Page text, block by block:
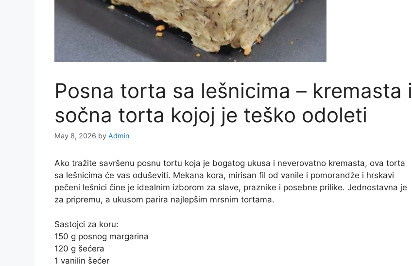
Posna torta sa lešnicima – kremasta i
sočna torta kojoj je teško odoleti
May 8, 2026 by Admin
Ako tražite savršenu posnu tortu koja je bogatog ukusa i neverovatno kremasta, ova torta
sa lešnicima će vas oduševiti. Mekana kora, mirisan fil od vanile i pomorandže i hrskavi
pečeni lešnici čine je idealnim izborom za slave, praznike i posebne prilike. Jednostavna je
za pripremu, a ukusom parira najlepšim mrsnim tortama.
Sastojci za koru:
150 g posnog margarina
120 g šećera
1 vanilin šećer